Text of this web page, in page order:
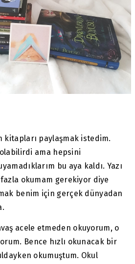
kitapları paylaşmak istedim.
ama hepsini
bu aya kaldı. Yazı
okumam gerekiyor diye
benim için gerçek dünyadan
acele etmeden okuyorum, o
Bence hızlı okunacak bir
okumuştum. Okul